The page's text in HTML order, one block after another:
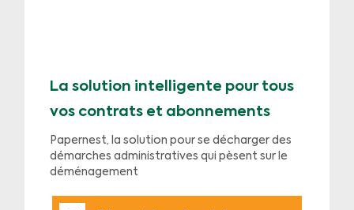
La solution intelligente pour tous
vos contrats et abonnements
Papernest, la solution pour se décharger des
démarches administratives qui pèsent sur le
déménagement